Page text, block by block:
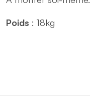
Poids : 18kg